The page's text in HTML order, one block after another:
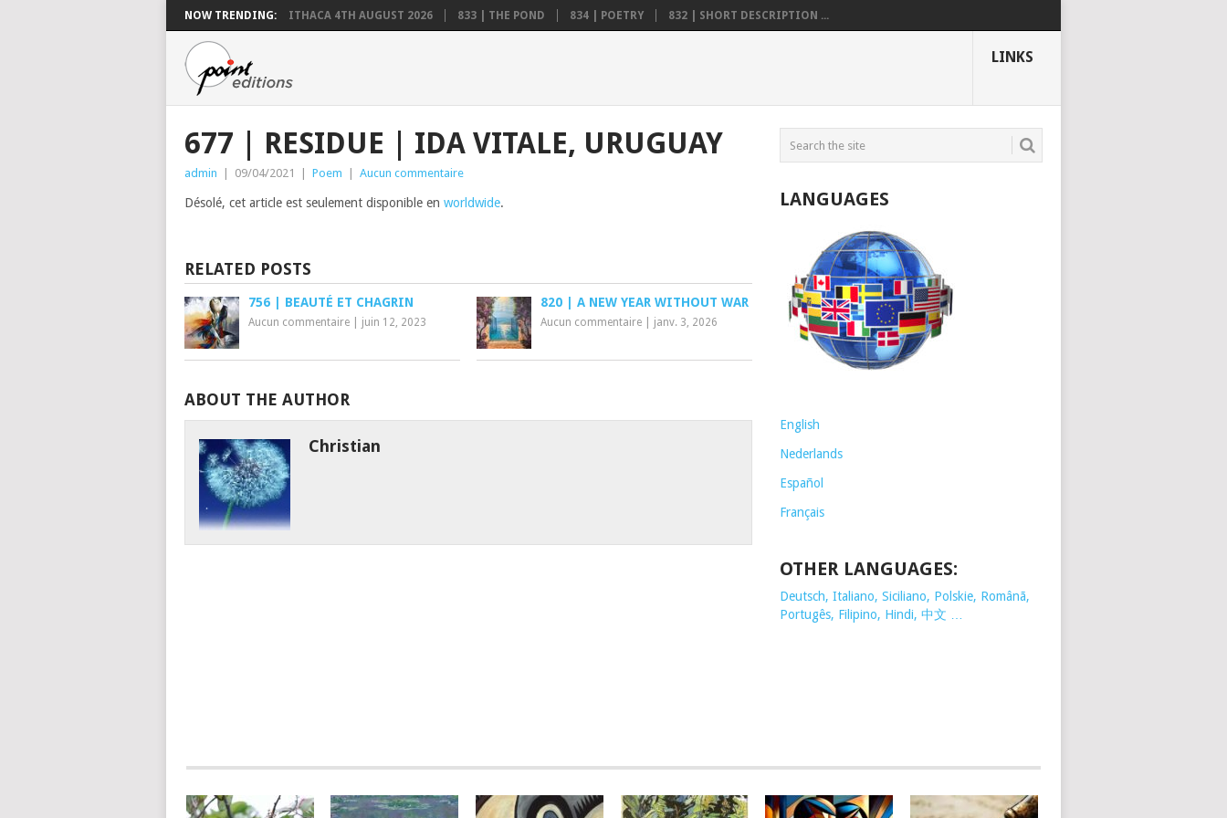
NOW TRENDING: ITHACA 4TH AUGUST 2026 833 | THE POND 834 | POETRY 832 | SHORT DESCRIPTION ...
LINKS
677 | RESIDUE | IDA VITALE, URUGUAY
admin 09/04/2021 Poem Aucun commentaire
Désolé, cet article est seulement disponible en worldwide.
RELATED POSTS
756 | BEAUTÉ ET CHAGRIN
Aucun commentaire juin 12, 2023
820 | A NEW YEAR WITHOUT WAR
Aucun commentaire janv. 3, 2026
ABOUT THE AUTHOR
Christian
LANGUAGES
English
Nederlands
Español
Français
OTHER LANGUAGES:
Deutsch, Italiano, Siciliano, Polskie, Românã,
Portugês, Filipino, Hindi, 中文 …